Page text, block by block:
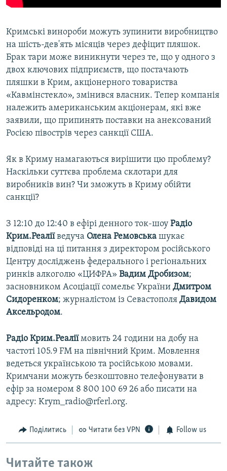
Кримські винороби можуть зупинити виробництво
на шість-дев'ять місяців через дефіцит пляшок.
Брак тари може виникнути через те, що у одного з
двох ключових підприємств, що постачають
пляшки в Крим, акціонерного товариства
«Кавмінстекло», змінився власник. Тепер компанія
належить американським акціонерам, які вже
заявили, що припинять поставки на анексований
Росією півострів через санкції США.
Як в Криму намагаються вирішити цю проблему?
Наскільки суттєва проблема склотари для
виробників вин? Чи зможуть в Криму обійти
санкції?
З 12:10 до 12:40 в ефірі денного ток-шоу Радіо
Крим.Реаліїведуча Олена Ремовська шукає
відповіді на ці питання з директором російського
Центру досліджень федерального і регіональних
ринків алкоголю «ЦИФРА» Вадим Дробизом;
засновником Асоціації сомельє України Дмитром
Сидоренком; журналістом із Севастополя Давидом
Аксельродом.
Радіо Крим.Реаліїмовить 24 години на добу на
частоті 105.9 FM на північний Крим. Мовлення
ведеться українською та російською мовами.
Кримчани можуть безкоштовно телефонувати в
ефір за номером 8 800 100 69 26 або писати на
адресу: Krym_radio@rferl.org.
Поділитись Читати без VPN Follow us
Читайте також